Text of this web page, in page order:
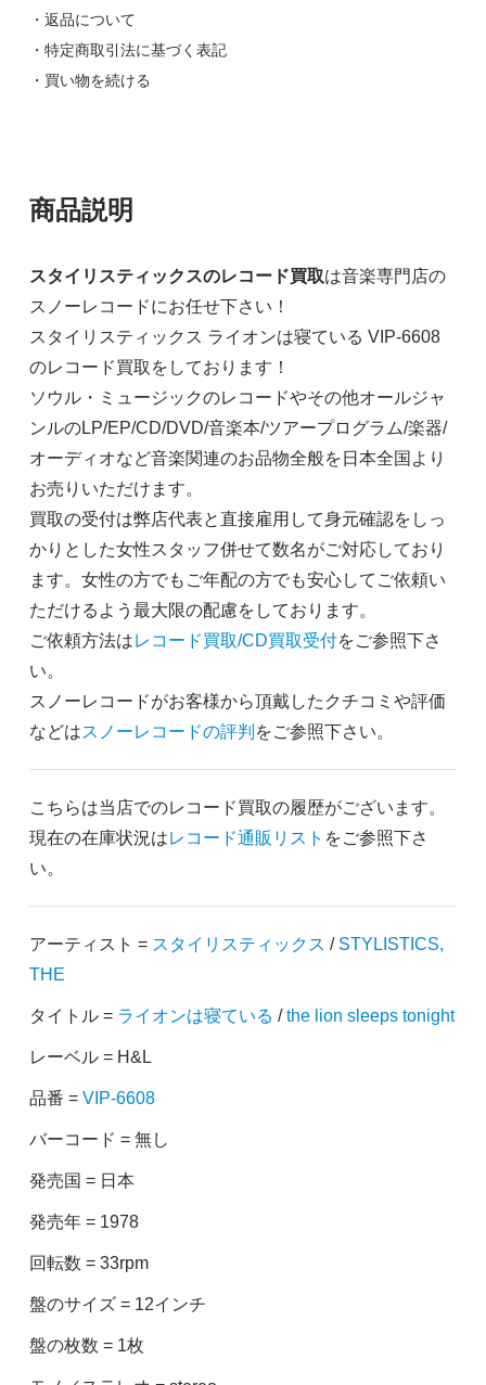
・返品について
・特定商取引法に基づく表記
・買い物を続ける
商品説明
スタイリスティックスのレコード買取は音楽専門店の
スノーレコードにお任せ下さい！
スタイリスティックス ライオンは寝ている VIP-6608
のレコード買取をしております！
ソウル・ミュージックのレコードやその他オールジャ
ンルのLP/EP/CD/DVD/音楽本/ツアープログラム/楽器/
オーディオなど音楽関連のお品物全般を日本全国より
お売りいただけます。
買取の受付は弊店代表と直接雇用して身元確認をしっ
かりとした女性スタッフ併せて数名がご対応しており
ます。女性の方でもご年配の方でも安心してご依頼い
ただけるよう最大限の配慮をしております。
ご依頼方法はレコード買取/CD買取受付をご参照下さ
い。
スノーレコードがお客様から頂戴したクチコミや評価
などはスノーレコードの評判 をご参照下さい。
こちらは当店でのレコード買取の履歴がございます。
現在の在庫状況はレコード通販リスト をご参照下さ
い。
アーティスト = スタイリスティックス / STYLISTICS,
THE
タイトル = ライオンは寝ている /the lion sleeps tonight
レーベル = H&L
品番 = VIP-6608
バーコード = 無し
発売国 = 日本
発売年 = 1978
回転数 = 33rpm
盤のサイズ = 12インチ
盤の枚数 = 1枚